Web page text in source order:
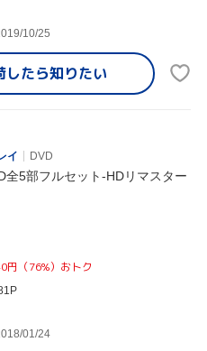
10/25
したら知りたい
イ
DVD
全5部フルセット-HDリマスター
円（76%）おトク
01/24